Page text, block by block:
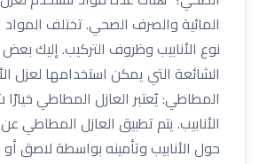
المائية والصرف الصحي. تختلف
نوع الأنابيب وظروف التركيب. إليك
الشائعة التي يمكن استخدامها لعزل
المطاطي: يُعتبر العازل المطاطي خيارًا
الأنابيب. يتم تطبيق العازل المطاطي
حول الأنابيب وتأمينه بواسطة لاصق